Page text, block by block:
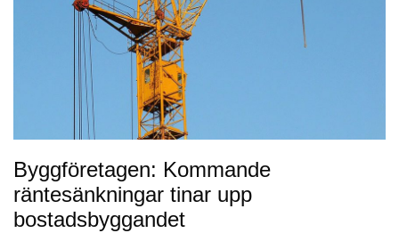
Byggföretagen: Kommande
räntesänkningar tinar upp
bostadsbyggandet